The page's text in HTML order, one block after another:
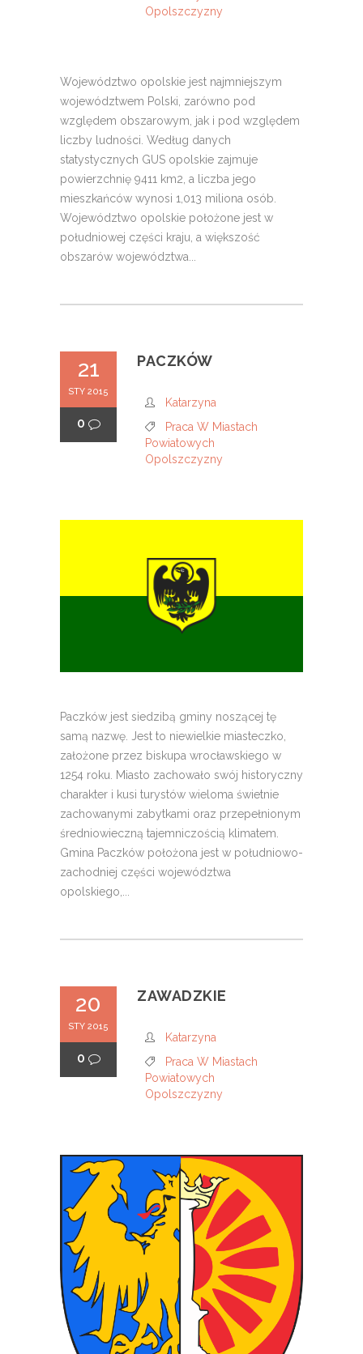
Opolszczyzny
Województwo opolskie jest najmniejszym
województwem Polski, zarówno pod
względem obszarowym, jak i pod względem
liczby ludności. Według danych
statystycznych GUS opolskie zajmuje
powierzchnię 9411 km2, a liczba jego
mieszkańców wynosi 1,013 miliona osób.
Województwo opolskie położone jest w
południowej części kraju, a większość
obszarów województwa...
21
STY 2015
0
PACZKÓW
Katarzyna
Praca W Miastach
Powiatowych
Opolszczyzny
Paczków jest siedzibą gminy noszącej tę
samą nazwę. Jest to niewielkie miasteczko,
założone przez biskupa wrocławskiego w
1254 roku. Miasto zachowało swój historyczny
charakter i kusi turystów wieloma świetnie
zachowanymi zabytkami oraz przepełnionym
średniowieczną tajemniczością klimatem.
Gmina Paczków położona jest w południowo-
zachodniej części województwa
opolskiego,...
20
STY 2015
0
ZAWADZKIE
Katarzyna
Praca W Miastach
Powiatowych
Opolszczyzny